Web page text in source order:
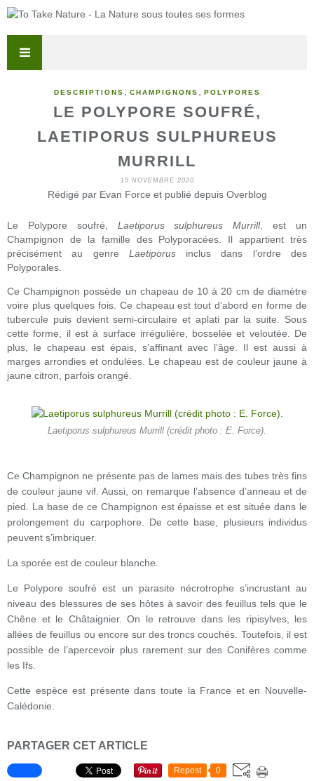
DESCRIPTIONS CHAMPIGNONS POLYPORES
LE POLYPORE SOUFRÉ,
LAETIPORUS SULPHUREUS
MURRILL
15 NOVEMBRE 2020
Rédigé par Evan Force et publié depuis Overblog
Le Polypore soufré, Laetiporus sulphureus Murrill, est un
Champignon de la famille des Polyporacées. Il appartient très
précisément au genre Laetiporusinclus dans l’ordre des
Polyporales.
Ce Champignon possède un chapeau de 10 à 20 cm de diamètre
voire plus quelques fois. Ce chapeau est tout d’abord en forme de
tubercule puis devient semi-circulaire et aplati par la suite. Sous
cette forme, il est à surface irrégulière, bosselée et veloutée. De
plus, le chapeau est épais, s’affinant avec l’âge. Il est aussi à
marges arrondies et ondulées. Le chapeau est de couleur jaune à
jaune citron, parfois orangé.
Laetiporus sulphureus Murrill (crédit photo : E. Force).
Ce Champignon ne présente pas de lames mais des tubes très fins
de couleur jaune vif. Aussi, on remarque l’absence d’anneau et de
pied. La base de ce Champignon est épaisse et est située dans le
prolongement du carpophore. De cette base, plusieurs individus
peuvent s’imbriquer.
La sporée est de couleur blanche.
Le Polypore soufré est un parasite nécrotrophe s’incrustant au
niveau des blessures de ses hôtes à savoir des feuillus tels que le
Chêne et le Châtaignier. On le retrouve dans les ripisylves, les
allées de feuillus ou encore sur des troncs couchés. Toutefois, il est
possible de l’apercevoir plus rarement sur des Conifères comme
les Ifs.
Cette espèce est présente dans toute la France et en Nouvelle-
Calédonie.
PARTAGER CET ARTICLE
Repost 0